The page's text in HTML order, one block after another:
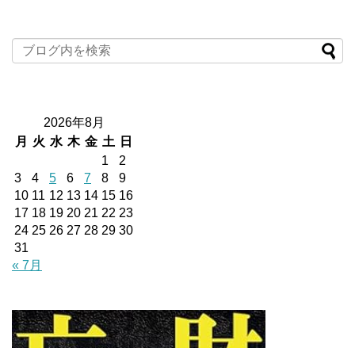
2026年8月
月
火 水 木 金 土
日
1
2
3
4 5 6 7 8
9
10 11 12 13 14 15 16
17 18 19 20 21 22 23
24 25 26 27 28 29 30
31
« 7月